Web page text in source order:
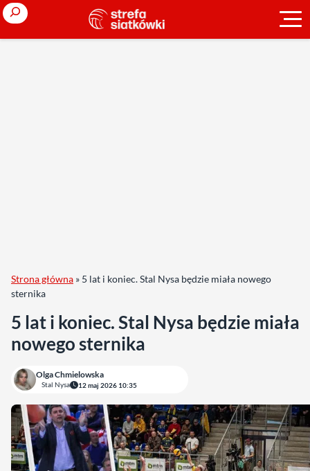
Search
Strona główna » 5 lat i koniec. Stal Nysa będzie miała nowego
sternika
5 lat i koniec. Stal Nysa będzie miała
nowego sternika
Olga Chmielowska
Stal Nysa 12 maj 2026 10:35